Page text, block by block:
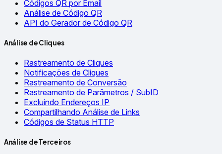
Códigos QR por Email
Análise de Código QR
API do Gerador de Código QR
Análise de Cliques
Rastreamento de Cliques
Notificações de Cliques
Rastreamento de Conversão
Rastreamento de Parâmetros / SubID
Excluindo Endereços IP
Compartilhando Análise de Links
Códigos de Status HTTP
Análise de Terceiros